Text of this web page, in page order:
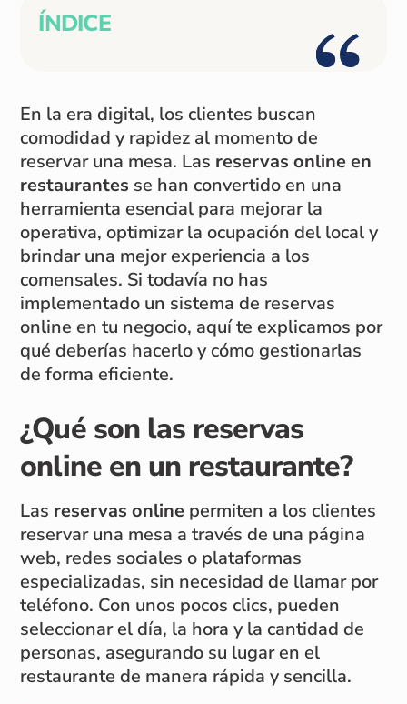
ÍNDICE
En la era digital, los clientes buscan
comodidad y rapidez al momento de
reservar una mesa. Las reservas online en
restaurantes se han convertido en una
herramienta esencial para mejorar la
operativa, optimizar la ocupación del local y
brindar una mejor experiencia a los
comensales. Si todavía no has
implementado un sistema de reservas
online en tu negocio, aquí te explicamos por
qué deberías hacerlo y cómo gestionarlas
de forma eficiente.
¿Qué son las reservas
online en un restaurante?
Las reservas online permiten a los clientes
reservar una mesa a través de una página
web, redes sociales o plataformas
especializadas, sin necesidad de llamar por
teléfono. Con unos pocos clics, pueden
seleccionar el día, la hora y la cantidad de
personas, asegurando su lugar en el
restaurante de manera rápida y sencilla.